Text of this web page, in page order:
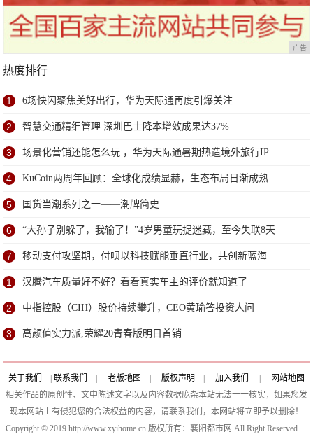
广告
热度排行
1 6场快闪聚焦美好出行，华为天际通再度引爆关注
2 智慧交通精细管理 深圳巴士降本增效成果达37%
3 场景化营销还能怎么玩 ，华为天际通暑期热造境外旅行IP
4 KuCoin两周年回顾：全球化成绩显赫，生态布局日渐成熟
5 国货当潮系列之一——潮牌简史
6 “大孙子别躲了，我输了！”4岁男童玩捉迷藏，至今失联8天
7 移动支付攻坚期，付呗以科技赋能垂直行业，共创新蓝海
1 汉腾汽车质量好不好？看看真实车主的评价就知道了
2 中指控股（CIH）股价持续攀升，CEO黄瑜答投资人问
3 ​高颜值实力派,荣耀20青春版明日首销
关于我们 联系我们 老版地图 版权声明 加入我们
网站地图
相关作品的原创性、文中陈述文字以及内容数据庞杂本站无法一一核实，如果您发
现本网站上有侵犯您的合法权益的内容，请联系我们，本网站将立即予以删除！
Copyright © 2019 http://www.xyihome.cn 版权所有：襄阳都市网 All Right Reserved.